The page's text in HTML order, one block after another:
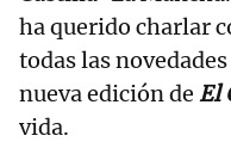
ha querido charlar
todas las
nueva edición de El
vida.